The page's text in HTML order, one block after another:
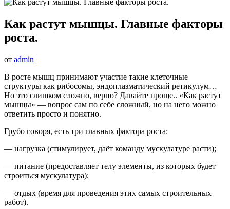
Как растут мышцы. Главные факторы
роста.
от admin
В росте мышц принимают участие такие клеточные
структуры как рибосомы, эндоплазматический ретикулум…
Но это слишком сложно, верно? Давайте проще.. «Как растут
мышцы» — вопрос сам по себе сложный, но на него можно
ответить просто и понятно.
Грубо говоря, есть три главных фактора роста:
— нагрузка (стимулирует, даёт команду мускулатуре расти);
— питание (предоставляет телу элементы, из которых будет
строиться мускулатура);
— отдых (время для проведения этих самых строительных
работ).